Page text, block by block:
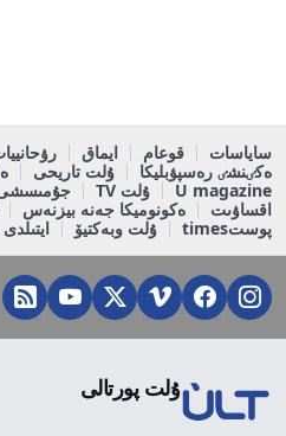
ساياسات قوعام ايماق
ەكٸنشٸ رەسپۋبليكا
ۇلت تاريحى
U magazine
ۇلت TV
جۇمىسشى
اقساۋىت
ەكونوميكا جەنە بيزنەس
پوستtimes
ۇلت وبەكتيۆ
ۇلت پورتالى